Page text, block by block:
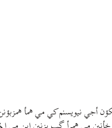
أجي نيويسنم کي مي همأ